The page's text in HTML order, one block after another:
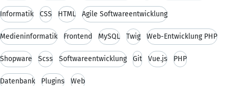
Informatik CSS HTML Agile Softwareentwicklung
Medieninformatik Frontend MySQL Twig Web-Entwicklung PHP
Shopware Scss Softwareentwicklung Git Vue.js PHP
Datenbank Plugins Web